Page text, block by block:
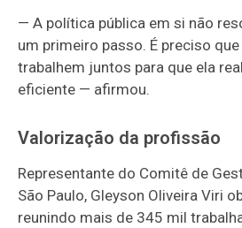
— A política pública em si não
um primeiro passo. É preciso
trabalhem juntos para que ela
eficiente — afirmou.
Valorização da profissão
Representante do Comitê de
São Paulo, Gleyson Oliveira Viri
reunindo mais de 345 mil